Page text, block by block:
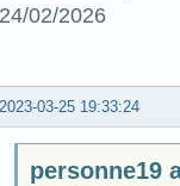
24/02/2026
2023-03-25 19:33:24
personne19